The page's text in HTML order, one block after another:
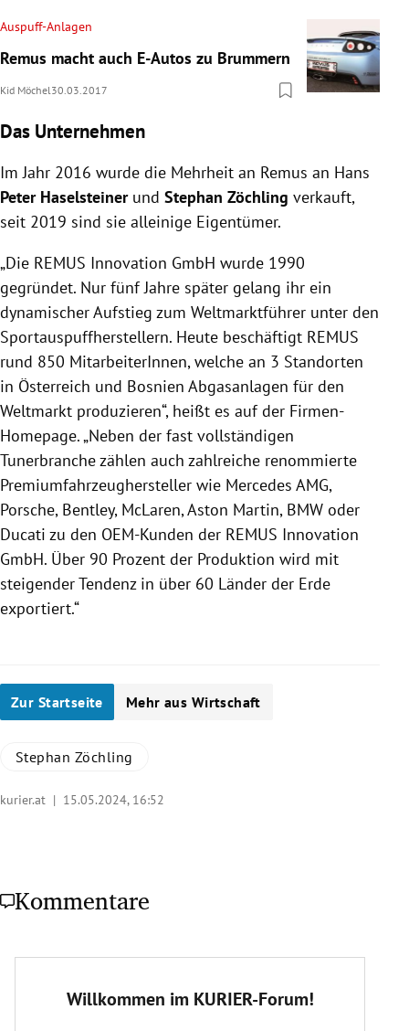
Auspuff-Anlagen
Remus macht auch E-Autos zu Brummern
Kid Möchel30.03.2017
Das Unternehmen
Im Jahr 2016 wurde die Mehrheit an Remus an Hans
Peter Haselsteiner und Stephan Zöchling verkauft,
seit 2019 sind sie alleinige Eigentümer.
„Die REMUS Innovation GmbH wurde 1990
gegründet. Nur fünf Jahre später gelang ihr ein
dynamischer Aufstieg zum Weltmarkt­führer unter den
Sport­auspuff­herstellern. Heute beschäftigt REMUS
rund 850 MitarbeiterInnen, welche an 3 Standorten
in Österreich und Bosnien Abgasanlagen für den
Weltmarkt produzieren“, heißt es auf der Firmen-
Homepage. „Neben der fast vollständigen
Tunerbranche zählen auch zahlreiche renommierte
Premium­fahrzeug­hersteller wie Mercedes AMG,
Porsche, Bentley, McLaren, Aston Martin, BMW oder
Ducati zu den OEM-Kunden der REMUS Innovation
GmbH. Über 90 Prozent der Produktion wird mit
steigender Tendenz in über 60 Länder der Erde
exportiert.“
Zur Startseite Mehr aus Wirtschaft
Stephan Zöchling
kurier.at | 15.05.2024, 16:52
Kommentare